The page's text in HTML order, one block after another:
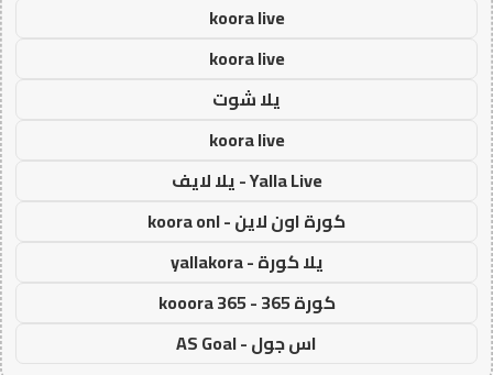
koora live
koora live
يلا شوت
koora live
Yalla Live - يلا لايف
كورة اون لاين - koora onl
يلا كورة - yallakora
كورة 365 - kooora 365
اس جول - AS Goal